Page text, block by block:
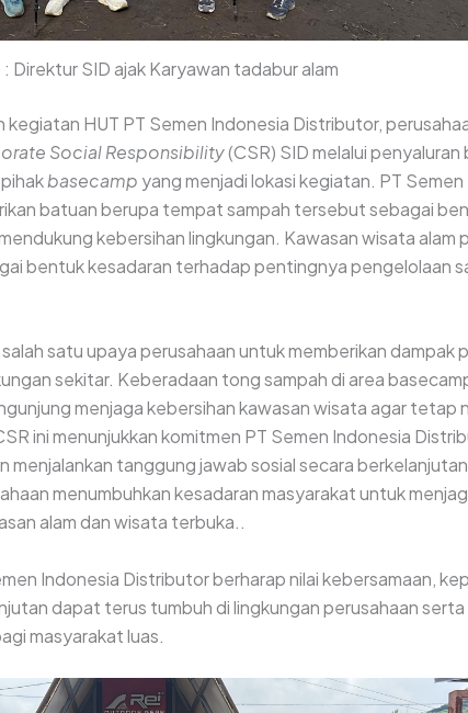
Direktur SID ajak Karyawan tadabur alam
kegiatan HUT PT Semen Indonesia Distributor,
Social Responsibility(CSR) SID melalui penyaluran
basecamp yang menjadi lokasi kegiatan. PT Semen
batuan berupa tempat sampah tersebut sebagai
kebersihan lingkungan. Kawasan wisata alam
bentuk kesadaran terhadap pentingnya pengelolaan
satu upaya perusahaan untuk memberikan dampak
sekitar. Keberadaan tong sampah di area
menjaga kebersihan kawasan wisata agar tetap
ini menunjukkan komitmen PT Semen Indonesia
menjalankan tanggung jawab sosial secara berkelanjutan
menumbuhkan kesadaran masyarakat untuk
alam dan wisata terbuka..
Indonesia Distributor berharap nilai kebersamaan,
dapat terus tumbuh di lingkungan perusahaan serta
masyarakat luas.